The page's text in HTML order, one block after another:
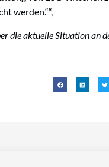
werden.“ ,
die aktuelle Situation an